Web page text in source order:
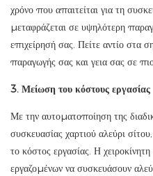
χρόνο που απαιτείται για τη
μεταφράζεται σε υψηλότερη
επιχείρησή σας. Πείτε αντίο στα
παραγωγής σας και γεια σας σε
3. Μείωση του κόστους εργασίας
Με την αυτοματοποίηση της
συσκευασίας χαρτιού αλεύρι
το κόστος εργασίας. Η
εργαζομένων να συσκευάσουν